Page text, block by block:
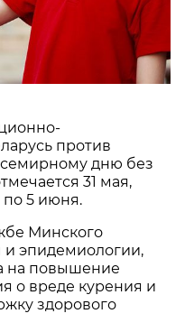
против
дню без
31 мая,
по 5 июня.
Минского
и эпидемиологии,
на повышение
о вреде курения и
здорового